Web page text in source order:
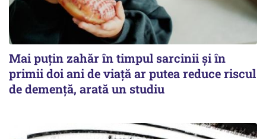
Mai puțin zahăr în timpul sarcinii și în
primii doi ani de viață ar putea reduce riscul
de demență, arată un studiu